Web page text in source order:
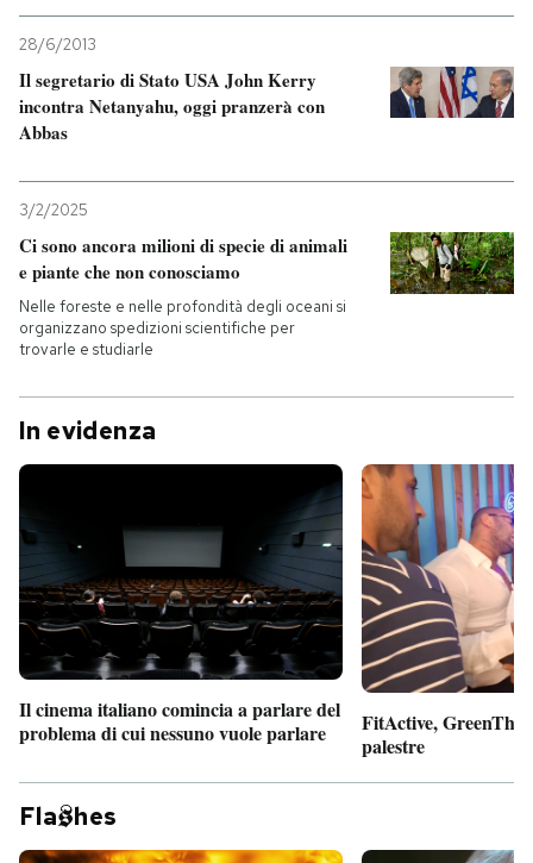
28/6/2013
Il segretario di Stato USA John Kerry
incontra Netanyahu, oggi pranzerà con
Abbas
3/2/2025
Ci sono ancora milioni di specie di animali
e piante che non conosciamo
Nelle foreste e nelle profondità degli oceani si
organizzano spedizioni scientifiche per
trovarle e studiarle
In evidenza
Il cinema italiano comincia a parlare del
problema di cui nessuno vuole parlare
FitActive,
palestre
Fla hes